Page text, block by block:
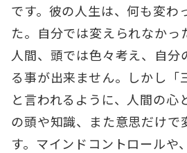
です。彼の人生は、何も変わ
た。自分では変えられなかっ
人間、頭では色々考え、自分
る事が出来ません。しかし「
と言われるように、人間の心
の頭や知識、また意思だけで
す。マインドコントロールや